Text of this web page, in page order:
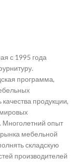
с 1995 года
программа,
продукции,
Многолетний опыт
мебельной
складскую
производителей